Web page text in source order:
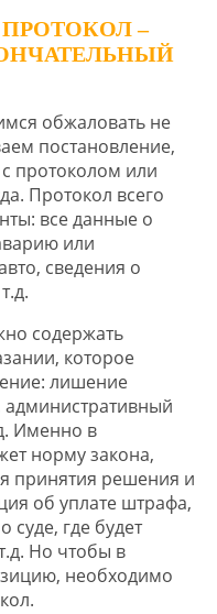
–
обжаловать не
постановление,
протоколом или
Протокол всего
все данные о
или
сведения о
содержать
которое
лишение
административный
Именно в
норму закона,
принятия решения и
об уплате штрафа,
суде, где будет
Но чтобы в
необходимо